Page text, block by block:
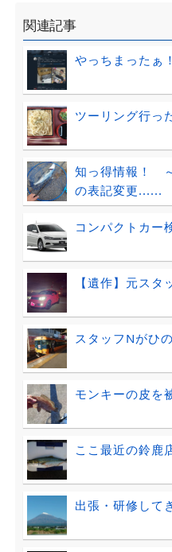
関連記事
やっちまったぁ
ツーリング行っ
知っ得情報！
の表記変更......
コンパクトカー
【遺作】元ス
スタッフNがひ
モンキーの皮を
ここ最近の鈴鹿
出張・研修して